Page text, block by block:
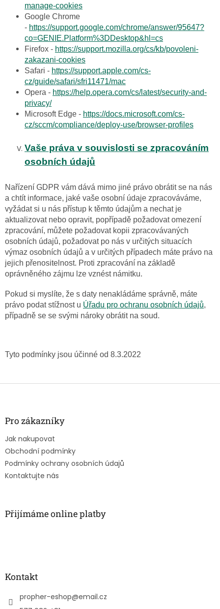
manage-cookies
Google Chrome
- https://support.google.com/chrome/answer/95647?
co=GENIE.Platform%3DDesktop&hl=cs
Firefox - https://support.mozilla.org/cs/kb/povoleni-
zakazani-cookies
Safari - https://support.apple.com/cs-
cz/guide/safari/sfri11471/mac
Opera - https://help.opera.com/cs/latest/security-and-
privacy/
Microsoft Edge - https://docs.microsoft.com/cs-
cz/sccm/compliance/deploy-use/browser-profiles
Vaše práva v souvislosti se zpracováním
osobních údajů
Nařízení GDPR vám dává mimo jiné právo obrátit se na nás
a chtít informace, jaké vaše osobní údaje zpracováváme,
vyžádat si u nás přístup k těmto údajům a nechat je
aktualizovat nebo opravit, popřípadě požadovat omezení
zpracování, můžete požadovat kopii zpracovávaných
osobních údajů, požadovat po nás v určitých situacích
výmaz osobních údajů a v určitých případech máte právo na
jejich přenositelnost. Proti zpracování na základě
oprávněného zájmu lze vznést námitku.
Pokud si myslíte, že s daty nenakládáme správně, máte
právo podat stížnost u Úřadu pro ochranu osobních údajů,
případně se se svými nároky obrátit na soud.
Tyto podmínky jsou účinné od 8.3.2022
Pro zákazníky
Jak nakupovat
Obchodní podmínky
Podmínky ochrany osobních údajů
Kontaktujte nás
Přijímáme online platby
Kontakt
propher-eshop@email.cz